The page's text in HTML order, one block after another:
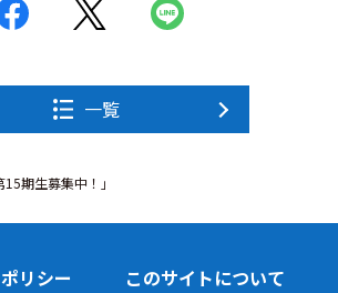
一覧
期生募集中！」
リシー このサイトについて